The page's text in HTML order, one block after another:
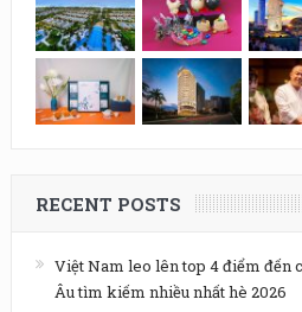
RECENT POSTS
Việt Nam leo lên top 4 điểm đến
Âu tìm kiếm nhiều nhất hè 2026